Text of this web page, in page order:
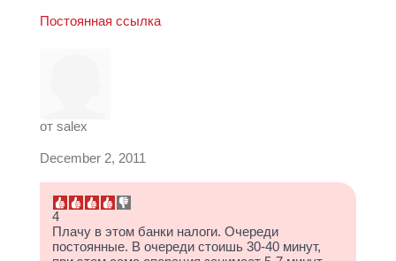
Постоянная ссылка
от salex
December 2, 2011
4
Плачу в этом банки налоги. Очереди
постоянные. В очереди стоишь 30-40 минут,